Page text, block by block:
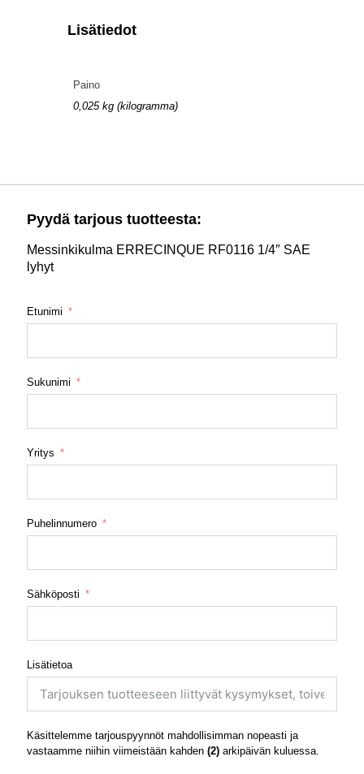
Lisätiedot
Paino
0,025 kg (kilogramma)
Pyydä tarjous tuotteesta:
Messinkikulma ERRECINQUE RF0116 1/4″ SAE
lyhyt
Etunimi
Sukunimi
Yritys
Puhelinnumero
Sähköposti
Lisätietoa
Käsittelemme tarjouspyynnöt mahdollisimman nopeasti ja
vastaamme niihin viimeistään kahden (2) arkipäivän kuluessa.